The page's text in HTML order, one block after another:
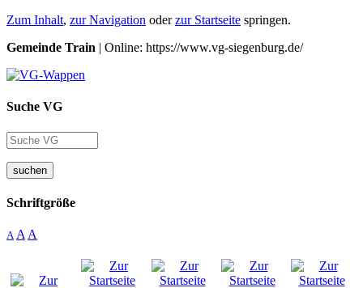
Zum Inhalt, zur Navigation oderzur Startseite springen.
Gemeinde Train | Online: https://www.vg-siegenburg.de/
Suche VG
suchen
Schriftgröße
A A A